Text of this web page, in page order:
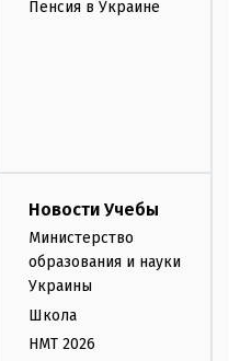
Пенсия в Украине
Новости Учебы
Министерство
образования и науки
Украины
Школа
НМТ 2026